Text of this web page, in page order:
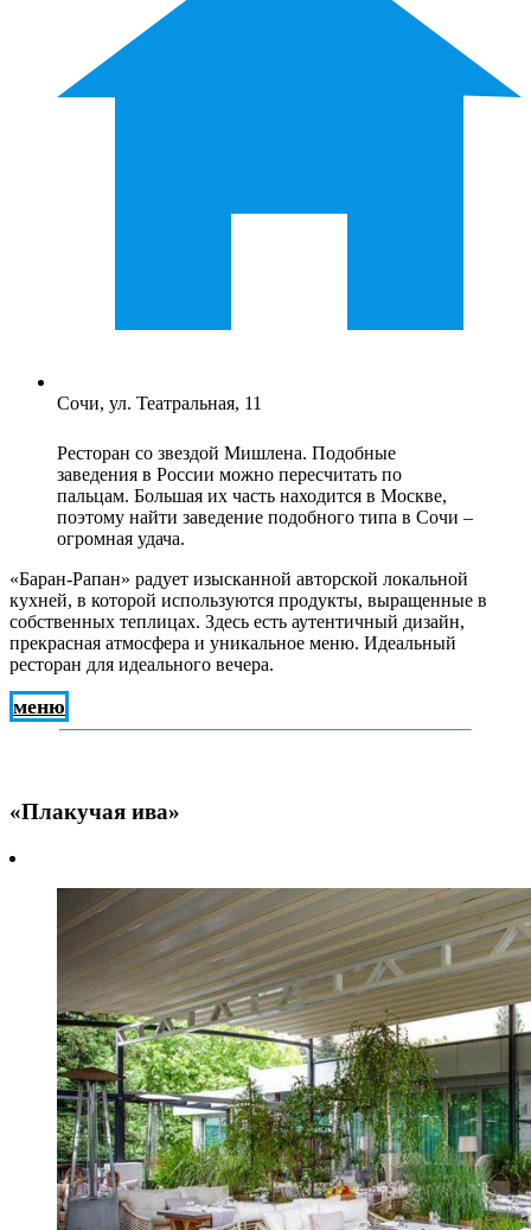
Сочи, ул. Театральная, 11
Ресторан со звездой Мишлена. Подобные
заведения в России можно пересчитать по
пальцам. Большая их часть находится в Москве,
поэтому найти заведение подобного типа в Сочи –
огромная удача.
«Баран-Рапан» радует изысканной авторской локальной
кухней, в которой используются продукты, выращенные в
собственных теплицах. Здесь есть аутентичный дизайн,
прекрасная атмосфера и уникальное меню. Идеальный
ресторан для идеального вечера.
меню
«Плакучая ива»